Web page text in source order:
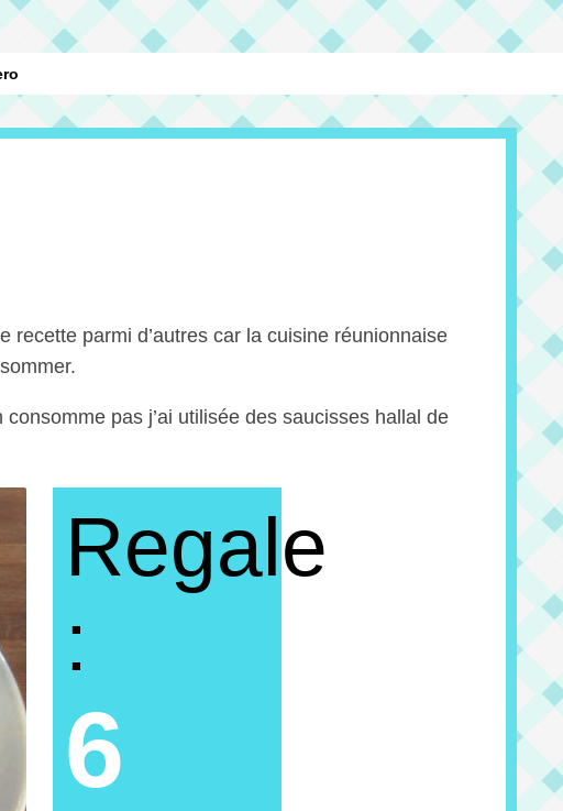
recette parmi d’autres car la cuisine réunionnaise
pas j’ai utilisée des saucisses hallal de
Regale
:
6